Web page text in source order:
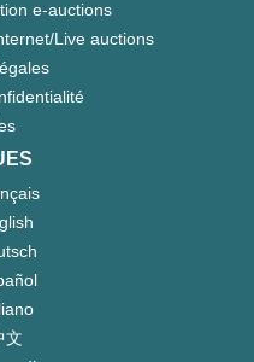
e-auctions
Live auctions
文